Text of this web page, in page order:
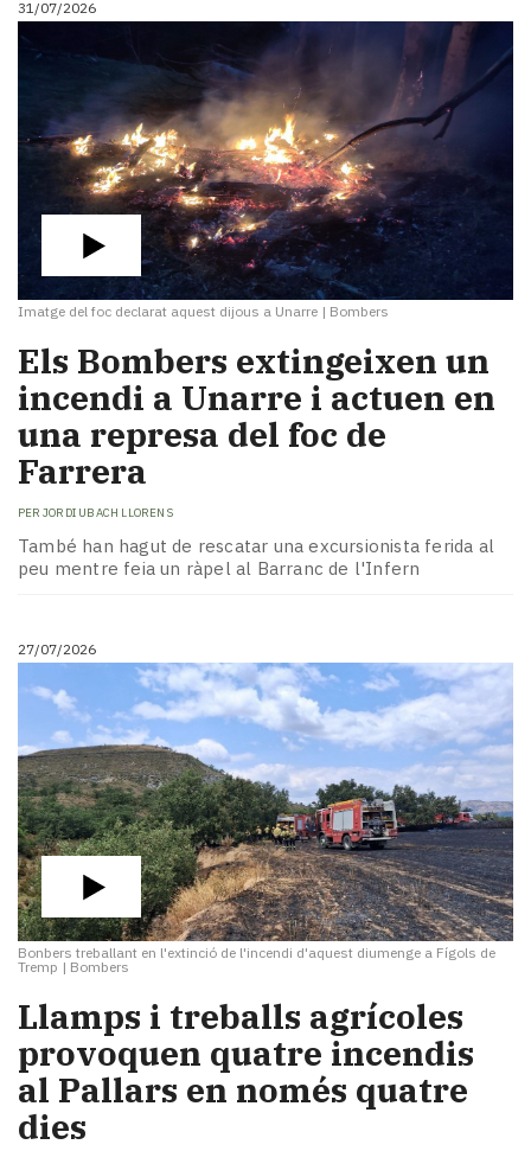
i
Esports
Mai
tant!
mitjans
temps
Reportatges
Entrevistes
Enquestes
A
escena!
Dis
la
teva!
Subscriptors
La
Pallars
patrocinat
Lo
més
llegit...
Editorial
31/07/2026
Imatge del foc declarat aquest dijous a Unarre | Bombers
​Els Bombers extingeixen un
incendi a Unarre i actuen en
una represa del foc de
Farrera
PER JORDI UBACH LLORENS
També han hagut de rescatar una excursionista ferida al
peu mentre feia un ràpel al Barranc de l'Infern
27/07/2026
Bonbers treballant en l'extinció de l'incendi d'aquest diumenge a Fígols de
Tremp | Bombers
Llamps i treballs agrícoles
provoquen quatre incendis
al Pallars en només quatre
dies